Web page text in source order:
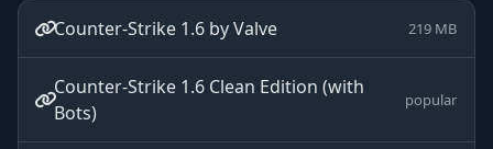
Counter-Strike 1.6 by Valve 219 MB
Counter-Strike 1.6 Clean Edition (with
Bots)
popular